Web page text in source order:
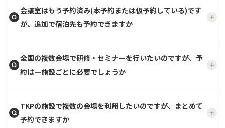
会議室はもう予約済み(本予約または仮予約している)です
が、追加で宿泊先も予約できますか
全国の複数会場で研修・セミナーを行いたいのですが、予
約は一施設ごとに必要でしょうか
TKPの施設で複数の会場を利用したいのですが、まとめて
予約できますか